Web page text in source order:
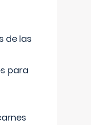
de las
para